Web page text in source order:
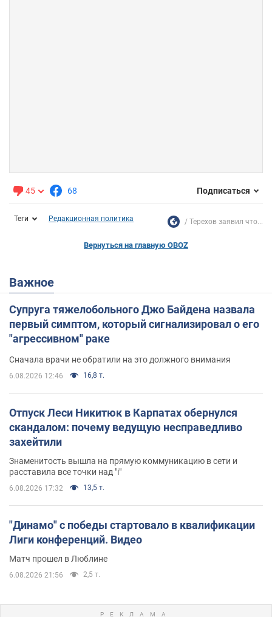
45 68 Подписаться
Теги Редакционная политика Терехов заявил что...
Вернуться на главную OBOZ
Важное
Супруга тяжелобольного Джо Байдена назвала
первый симптом, который сигнализировал о его
"агрессивном" раке
Сначала врачи не обратили на это должного внимания
6.08.2026 12:46 16,8 т.
Отпуск Леси Никитюк в Карпатах обернулся
скандалом: почему ведущую несправедливо
захейтили
Знаменитость вышла на прямую коммуникацию в сети и
расставила все точки над "i"
6.08.2026 17:32 13,5 т.
"Динамо" с победы стартовало в квалификации
Лиги конференций. Видео
Матч прошел в Люблине
6.08.2026 21:56 2,5 т.